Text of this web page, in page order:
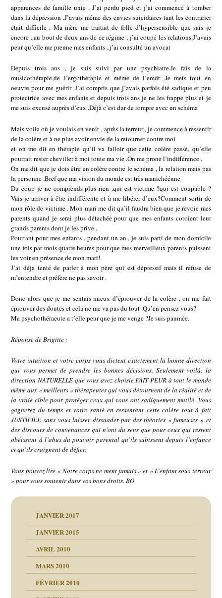
apparences de famille unie . J’ai perdu pied et j’ai commencé à tomber
dans la dépression .J’avais même des envies suicidaires tant les contrarier
était difficile . Ma mère me traitait de folle d’hypersensible que sais je
encore ..au bout de deux ans de ce régime , j’ai coupé les relations.J’avais
peur qu’elle me prenne mes enfants ..j’ai consulté un avocat
Depuis trois ans , je suis suivi par une psychiatre.Je fais de la
musicothérapie,de l’ergothérapie et même de l’emdr .Je mets tout en
oeuvre pour me guérir .J’ai compris que j’avais parfois été sadique et peu
protectrice avec mes enfants et depuis trois ans je ne les frappe plus et je
me suis excusé auprès d’eux .Déjà c’est dur de rompre avec un schéma
Mais voila où je voulais en venir , après la terreur , je commence à ressentir
de la colère et à ne plus avoir envie de la retourner contre moi
et on me dit en thérapie qu’il va falloir que cette colère passe, qu’elle
pourrait rester cheviller à moi toute ma vie .On me prone l’indifférence .
On me dit que je dois être en colère contre le schéma , la relation mais pas
la personne .Bref que ma vision du monde est très manichéénne
Du coup je ne comprends plus rien .qui est victime ?qui est coupable ?
Vais je arriver à être indifférente et à me libérer d’eux?Comment sortir de
mon rôle de victime . Mon mari me dit qu’il faudra bien que je revoie mes
parents quand je serai plus détachée pour que mes enfants cotoient leur
grands parents dont je les prive .
Pourtant pour mes enfants , pendant un an , je suis parti de mon domicile
une fois par mois quatre heures pour que mes merveilleux parents puissent
les voir en présence de mon mari!
J’ai déja tenté de parler à mon père qui est dépressif mais il refuse de
m’entendre et préfère ne pas savoir .
Donc alors que je me sentais mieux d’éprouver de la colère , on me fait
éprouver des doutes et cela ne me va pas du tout .Qu’en pensez vous?
Ma psychothéraeute a t’elle peur que je me venge ?Je suis paumée.
Réponse de Brigitte :
Votre intuition et votre corps vous dictent exactement la bonne direction
qui vous permet de prendre les bonnes décisions. Seulement voilà, la
direction NATURELLE que vous avez choisie FAIT PEUR à tout le monde
même aux « meilleurs » thérapeutes qui vous détournent de la réalité et de
la vraie cible pour protéger ceux qui vous ont sadiquement mutilé. Vous
gagnerez du temps et votre santé en ressentant cette colère tout à fait
JUSTIFIEE sans vous laisser dissuader par des théories « fumeuses » et
des discours de convenances qui n’ont du sens que pour ceux qui restent
obéissant à l’abus du pouvoir parental qu’ils subissent depuis l’enfance
et qu’ils craignent de défier.
Vous pouvez lire « Notre corps ne ment jamais » et « L’enfant sous terreur
» pour vous soutenir dans vos bons droits. BO
JANVIER 2017
JANVIER 2015
AVRIL 2010
MARS 2010
FÉVRIER 2010